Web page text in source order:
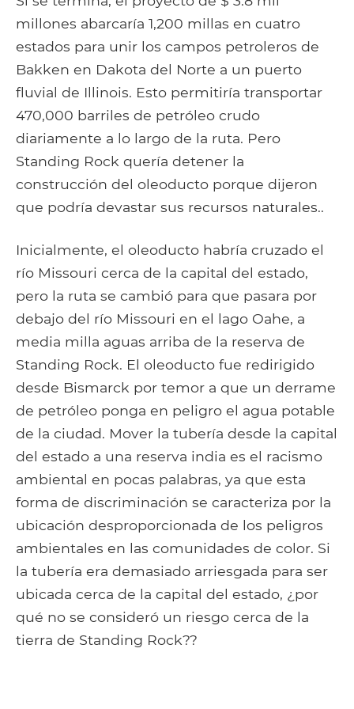
millones abarcaría 1,200 millas en cuatro
estados para unir los campos petroleros de
Bakken en Dakota del Norte a un puerto
fluvial de Illinois. Esto permitiría transportar
470,000 barriles de petróleo crudo
diariamente a lo largo de la ruta. Pero
Standing Rock quería detener la
construcción del oleoducto porque dijeron
que podría devastar sus recursos naturales..
Inicialmente, el oleoducto habría cruzado el
río Missouri cerca de la capital del estado,
pero la ruta se cambió para que pasara por
debajo del río Missouri en el lago Oahe, a
media milla aguas arriba de la reserva de
Standing Rock. El oleoducto fue redirigido
desde Bismarck por temor a que un derrame
de petróleo ponga en peligro el agua potable
de la ciudad. Mover la tubería desde la capital
del estado a una reserva india es el racismo
ambiental en pocas palabras, ya que esta
forma de discriminación se caracteriza por la
ubicación desproporcionada de los peligros
ambientales en las comunidades de color. Si
la tubería era demasiado arriesgada para ser
ubicada cerca de la capital del estado, ¿por
qué no se consideró un riesgo cerca de la
tierra de Standing Rock??